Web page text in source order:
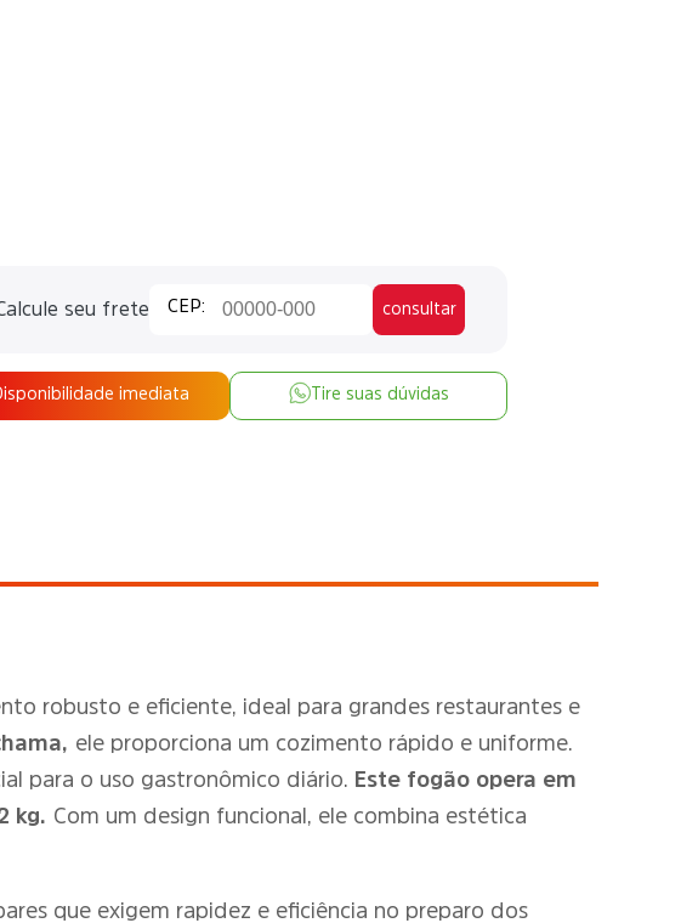
seu frete consultar
imediata Tire suas dúvidas
robusto e eficiente, ideal para grandes restaurantes e
ele proporciona um cozimento rápido e uniforme.
para o uso gastronômico diário.
Este fogão opera em
kg. Com um design funcional, ele combina estética
que exigem rapidez e eficiência no preparo dos